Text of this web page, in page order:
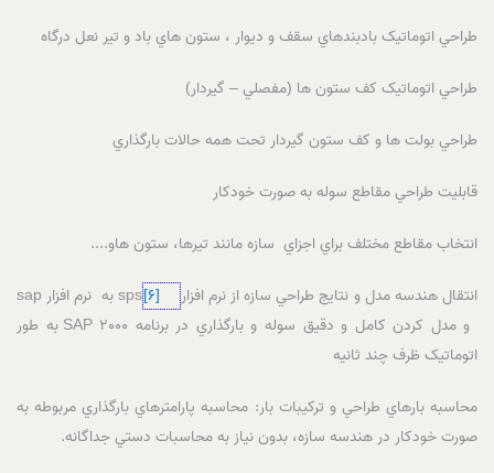
طراحي اتوماتيک بادبندهاي سقف و ديوار ، ستون هاي باد و تير نعل درگاه
طراحي اتوماتيک کف ستون ها (مفصلي – گيردار)
طراحي بولت ها و کف ستون گيردار تحت همه حالات بارگذاري
قابليت طراحي مقاطع سوله به صورت خودکار
انتخاب مقاطع مختلف براي اجزاي سازه مانند تيرها، ستون هاو....
انتقال هندسه مدل و نتايج طراحي سازه از نرم افزارsps [6]
به نرم افزار sap
و مدل کردن کامل و دقيق سوله و بارگذاري در برنامه SAP 2000 به طور
اتوماتيک ظرف چند ثانيه
محاسبه بارهاي طراحي و ترکيبات بار: محاسبه پارامترهاي بارگذاري مربوطه به
صورت خودکار در هندسه سازه، بدون نياز به محاسبات دستي جداگانه.